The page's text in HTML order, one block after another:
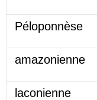
Péloponnèse
amazonienne
laconienne